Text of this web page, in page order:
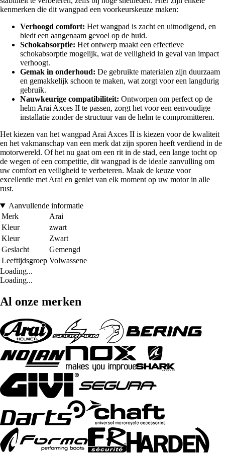
kenmerken die dit wangpad een voorkeurskeuze maken:
Verhoogd comfort: Het wangpad is zacht en uitnodigend, en
biedt een aangenaam gevoel op de huid.
Schokabsorptie: Het ontwerp maakt een effectieve
schokabsorptie mogelijk, wat de veiligheid in geval van impact
verhoogt.
Gemak in onderhoud: De gebruikte materialen zijn duurzaam
en gemakkelijk schoon te maken, wat zorgt voor een langdurig
gebruik.
Nauwkeurige compatibiliteit: Ontworpen om perfect op de
helm Arai Axces II te passen, zorgt het voor een eenvoudige
installatie zonder de structuur van de helm te compromitteren.
Het kiezen van het wangpad Arai Axces II is kiezen voor de kwaliteit
en het vakmanschap van een merk dat zijn sporen heeft verdiend in de
motorwereld. Of het nu gaat om een rit in de stad, een lange tocht op
de wegen of een competitie, dit wangpad is de ideale aanvulling om
uw comfort en veiligheid te verbeteren. Maak de keuze voor
excellentie met Arai en geniet van elk moment op uw motor in alle
rust.
Aanvullende informatie
Merk
Arai
Kleur
zwart
Kleur
Zwart
Geslacht
Gemengd
Leeftijdsgroep Volwassene
Loading...
Loading...
Al onze merken